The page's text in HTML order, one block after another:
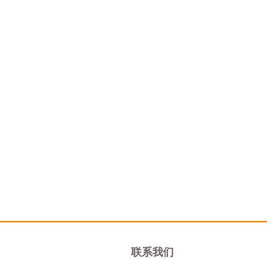
联系我们